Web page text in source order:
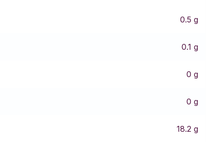
0.5 g
0.1 g
0 g
0 g
18.2 g